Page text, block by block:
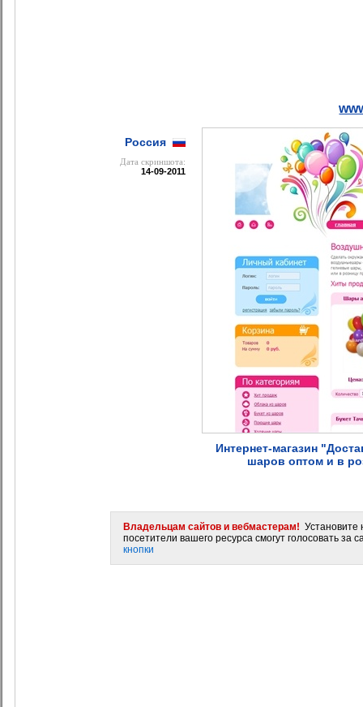
Россия
Дата cкриншота:
14-09-2011
Интернет-магазин
шаров оптом и в
Владельцам сайтов и вебмастерам! Установите
посетители вашего ресурса смогут голосовать за
кнопки